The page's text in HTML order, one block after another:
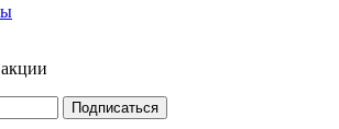
Подписаться